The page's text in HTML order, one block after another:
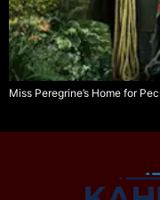
Miss Peregrine’s Home for